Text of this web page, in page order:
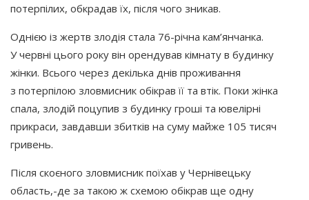
потерпілих, обкрадав їх, після чого зникав.
Однією із жертв злодія стала 76-річна кам’янчанка.
У червні цього року він орендував кімнату в будинку
жінки. Всього через декілька днів проживання
з потерпілою зловмисник обікрав її та втік. Поки жінка
спала, злодій поцупив з будинку гроші та ювелірні
прикраси, завдавши збитків на суму майже 105 тисяч
гривень.
Після скоєного зловмисник поїхав у Чернівецьку
область,-де за такою ж схемою обікрав ще одну